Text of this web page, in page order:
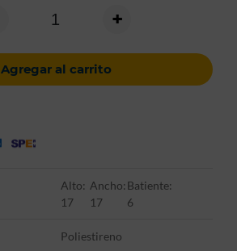
+
Agregar al carrito
Alto:
17
Ancho:
17
Batiente:
6
Poliestireno